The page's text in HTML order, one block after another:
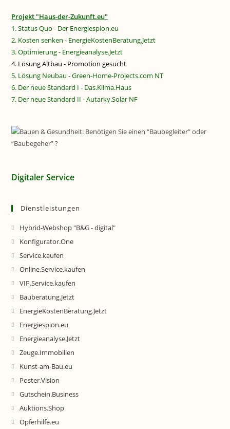
Projekt "Haus-der-Zukunft.eu"
1. Status Quo - Der Energiespion.eu
2. Kosten senken - EnergieKostenBeratung.Jetzt
3. Optimierung - Energieanalyse.Jetzt
4. Lösung Altbau - Promotion gesucht
5. Lösung Neubau - Green-Home-Projects.com NT
6. Der neue Standard I - Das.Klima.Haus
7. Der neue Standard II - Autarky.Solar NF
Digitaler Service
Dienstleistungen
Hybrid-Webshop "B&G - digital"
Konfigurator.One
Service.kaufen
Online.Service.kaufen
VIP.Service.kaufen
Bauberatung.Jetzt
EnergieKostenBeratung.Jetzt
Energiespion.eu
Energieanalyse.Jetzt
Zeuge.Immobilien
Kunst-am-Bau.eu
Poster.Vision
Gutschein.Business
Auktions.Shop
Opferhilfe.eu